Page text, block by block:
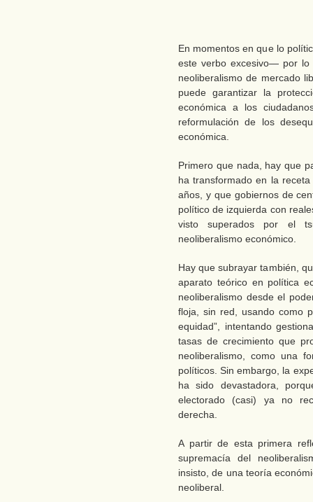
En momentos en que lo
este verbo excesivo— por lo
neoliberalismo de mercado
puede garantizar la
económica a los
reformulación de los
económica.
Primero que nada, hay que
ha transformado en la
años, y que gobiernos de
político de izquierda con
visto superados por el
neoliberalismo económico.
Hay que subrayar también,
aparato teórico en política
neoliberalismo desde el
floja, sin red, usando como
equidad”, intentando
tasas de crecimiento que
neoliberalismo, como una
políticos. Sin embargo, la
ha sido devastadora,
electorado (casi) ya no
derecha.
A partir de esta primera
supremacía del
insisto, de una teoría
neoliberal.